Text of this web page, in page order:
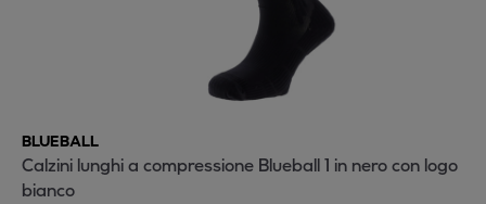
BLUEBALL
Calzini lunghi a compressione Blueball 1 in nero con logo
bianco